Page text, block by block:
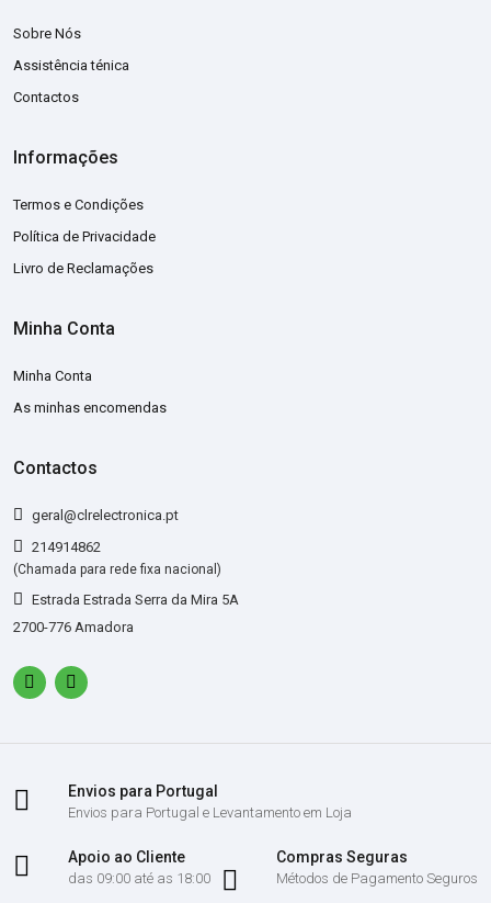
Sobre Nós
Assistência ténica
Contactos
Informações
Termos e Condições
Política de Privacidade
Livro de Reclamações
Minha Conta
Minha Conta
As minhas encomendas
Contactos
geral@clrelectronica.pt
214914862
(Chamada para rede fixa nacional)
Estrada Estrada Serra da Mira 5A
2700-776 Amadora
Envios para Portugal
Envios para Portugal e Levantamento em Loja
Apoio ao Cliente
das 09:00 até as 18:00
Compras Seguras
Métodos de Pagamento Seguros